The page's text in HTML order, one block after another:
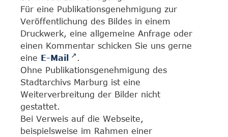
Für eine Publikationsgenehmigung zur
Veröffentlichung des Bildes in einem
Druckwerk, eine allgemeine Anfrage oder
einen Kommentar schicken Sie uns gerne
eine E-Mail
.
Ohne Publikationsgenehmigung des
Stadtarchivs Marburg ist eine
Weiterverbreitung der Bilder nicht
gestattet.
Bei Verweis auf die Webseite,
beispielsweise im Rahmen einer